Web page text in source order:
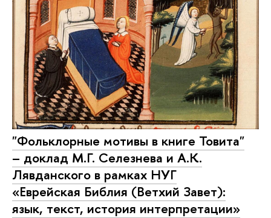
"Фольклорные мотивы в книге Товита"
– доклад М.Г. Селезнева и А.К.
Лявданского в рамках НУГ
«Еврейская Библия (Ветхий Завет):
язык, текст, история интерпретации»